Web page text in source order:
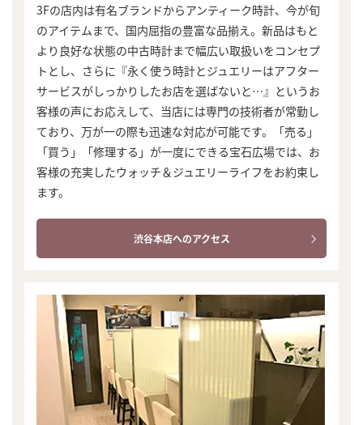
3Fの店内は有名ブランドからアンティーク時計、今が旬
のアイテムまで、国内屈指の豊富な品揃え。新品はもと
より良好な状態の中古時計まで幅広い取扱いをコンセプ
トとし、さらに『永く使う時計とジュエリーはアフター
サービスがしっかりしたお店を選ばないと…』というお
客様の声にお応えして、当店には専門の技術者が常勤し
ており、万が一の際も迅速な対応が可能です。「売る」
「買う」「修理する」が一度にできる宝石広場では、お
客様の充実したウォッチ＆ジュエリーライフをお約束し
ます。
渋谷本店へのアクセス
かんたん30秒でお試し査定